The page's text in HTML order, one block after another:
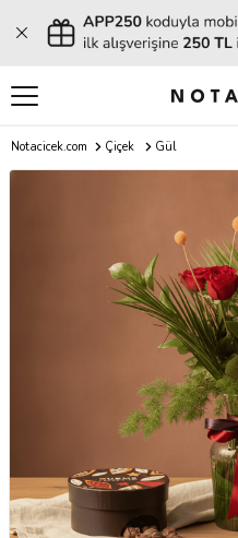
Notacicek.com Çiçek Gül